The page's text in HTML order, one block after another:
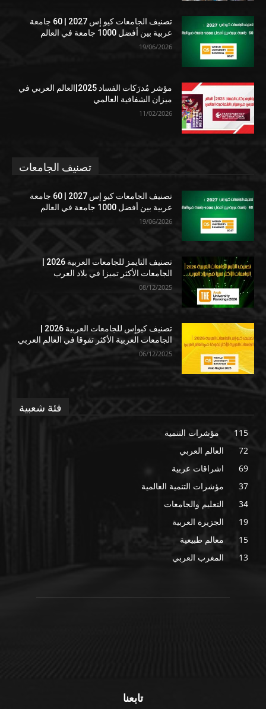
تصنيف الجامعات كيو إس 2027 | 60 جامعة
عربية بين أفضل 1000 جامعة في العالم
19/06/2026
مؤشر مُدرَكات الفساد 2025|العالم العربي في
ميزان الشفافية العالمي
11/02/2026
تصنيف الجامعات
تصنيف الجامعات كيو إس 2027 | 60 جامعة
عربية بين أفضل 1000 جامعة في العالم
19/06/2026
الجامعات الأكثر تميزا في بلاد العرب
08/12/2025
الجامعات العربية الأكثر تفوقا في العالم العربي
06/12/2025
فئة شعبية
مؤشرات التنمية
115
العالم العربي
72
اشراقات عربية
69
مؤشرات التنمية العالمية
37
التعليم والجامعات
34
الجزيرة العربية
19
معالم طبيعية
15
المغرب العربي
13
تابعنا